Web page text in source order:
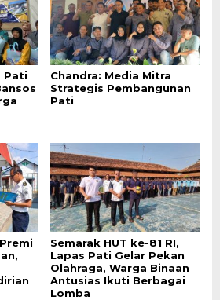
Pati
Chandra: Media Mitra
Strategis Pembangunan
Pati
Semarak HUT ke-81 RI,
Lapas Pati Gelar Pekan
Olahraga, Warga Binaan
Antusias Ikuti Berbagai
Lomba